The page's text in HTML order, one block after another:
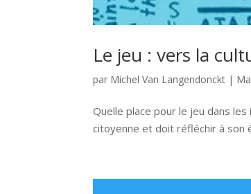
Le jeu : vers la
par Michel Van Langendonckt |
Quelle place pour le jeu dans
citoyenne et doit réfléchir à son